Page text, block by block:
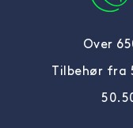
Over
Tilbehør